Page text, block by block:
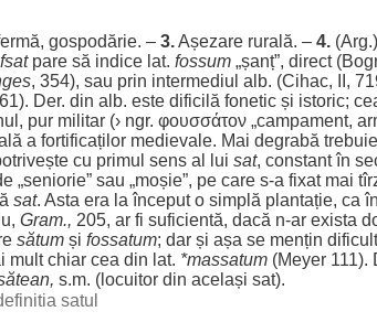
, gospodărie. – 3.Așezare rurală. – 4. (Arg.)
fsatpare să indice lat. fossum „șanț”, direct
, 354), sau prin intermediul alb. (Cihac, II,
Der. din alb. este dificilă fonetic și istoric;
, pur militar (› ngr. φουσσάτον „campament,
a fortificaților medievale. Mai degrabă trebuie
cu primul sens al lui sat, constantîn
„seniorie” sau „moșie”, pe care s-a fixatmai
sat. Asta era laînceputo simplă plantație, ca în
Gram., 205, ar fi suficientă, dacă n-ar exista
sătum și fossatum; dar și așa se mențin
mult chiar cea din lat. *massatum (Meyer 111).
, s.m. ( locuitor din același sat).
satul